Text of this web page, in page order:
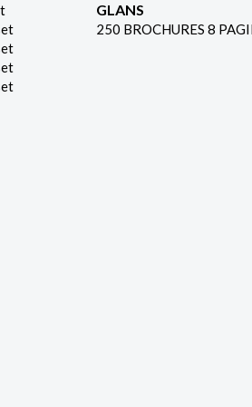
GLANS
250 BROCHURES 8